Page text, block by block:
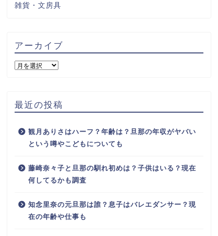
雑貨・文房具
アーカイブ
最近の投稿
観月ありさはハーフ？年齢は？旦那の年収がヤバい
という噂やこどもについても
藤崎奈々子と旦那の馴れ初めは？子供はいる？現在
何してるかも調査
知念里奈の元旦那は誰？息子はバレエダンサー？現
在の年齢や仕事も